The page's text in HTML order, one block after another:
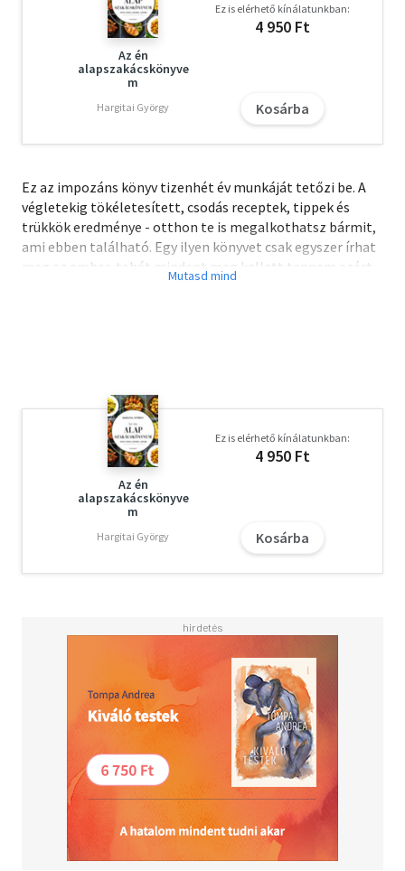
Az én
alapszakácskönyve
m
Hargitai György
Ez is elérhető kínálatunkban:
4 950 Ft
Kosárba
Ez az impozáns könyv tizenhét év munkáját tetőzi be. A
végletekig tökéletesített, csodás receptek, tippek és
trükkök eredménye - otthon te is megalkothatsz bármit,
ami ebben található. Egy ilyen könyvet csak egyszer írhat
meg az ember, tehát mindent meg kellett tennem azért,
hogy a lehető legjobb legyen. Megtisztelő arra
Jamie Oliver
Olvasd el mások véleményét is!
Az én
alapszakácskönyve
m
Hargitai György
Ez is elérhető kínálatunkban:
4 950 Ft
Kosárba